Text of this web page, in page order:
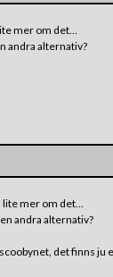
mer om det…
andra alternativ?
lite mer om det…
andra alternativ?
det finns ju